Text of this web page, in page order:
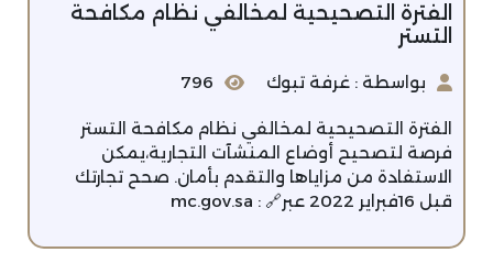
الفترة التصحيحية لمخالفي نظام مكافحة
التستر
بواسطة : غرفة تبوك 796
‏الفترة التصحيحية لمخالفي نظام مكافحة التستر
فرصة لتصحيح أوضاع المنشآت التجارية،يمكن
الاستفادة من مزاياها والتقدم بأمان. ‏صحح تجارتك
قبل 16فبراير 2022 عبر🔗 : ‏⁦ mc.gov.sa